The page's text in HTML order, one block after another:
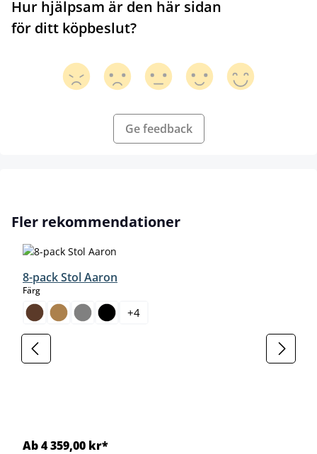
Hur hjälpsam är den här sidan
för ditt köpbeslut?
Ge feedback
Hoppa över produktgalleri
Fler rekommendationer
8-pack Stol Aaron
Färgselect
+4
Ab 4 359,00 kr*